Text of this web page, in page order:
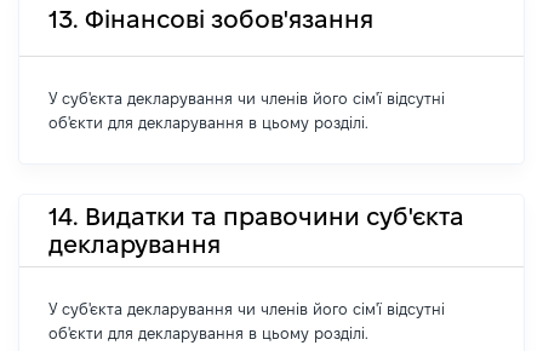
13. Фінансові зобов'язання
У суб'єкта декларування чи членів його сім'ї відсутні
об'єкти для декларування в цьому розділі.
14. Видатки та правочини суб'єкта
декларування
У суб'єкта декларування чи членів його сім'ї відсутні
об'єкти для декларування в цьому розділі.